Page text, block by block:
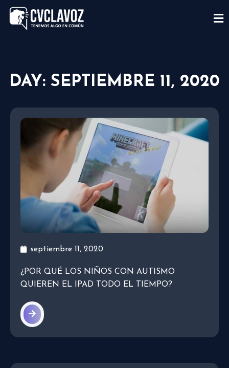
DAY: SEPTIEMBRE 11, 2020
septiembre 11, 2020
¿POR QUÉ LOS NIÑOS CON AUTISMO
QUIEREN EL IPAD TODO EL TIEMPO?